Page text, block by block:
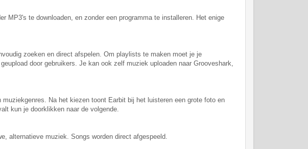
MP3's te downloaden, en zonder een programma te installeren. Het enige
zoeken en direct afspelen. Om playlists te maken moet je je
door gebruikers. Je kan ook zelf muziek uploaden naar Grooveshark,
Na het kiezen toont Earbit bij het luisteren een grote foto en
kun je doorklikken naar de volgende.
alternatieve muziek. Songs worden direct afgespeeld.